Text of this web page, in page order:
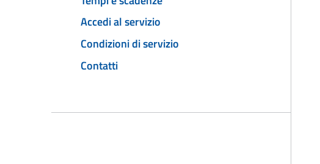
Accedi al servizio
Condizioni di servizio
Contatti